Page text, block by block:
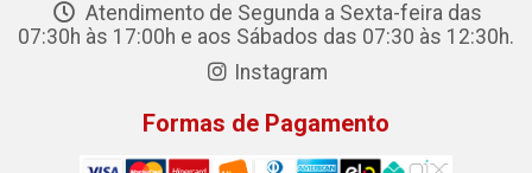
Atendimento de Segunda a Sexta-feira das
07:30h às 17:00h e aos Sábados das 07:30 às 12:30h.
Instagram
Formas de Pagamento